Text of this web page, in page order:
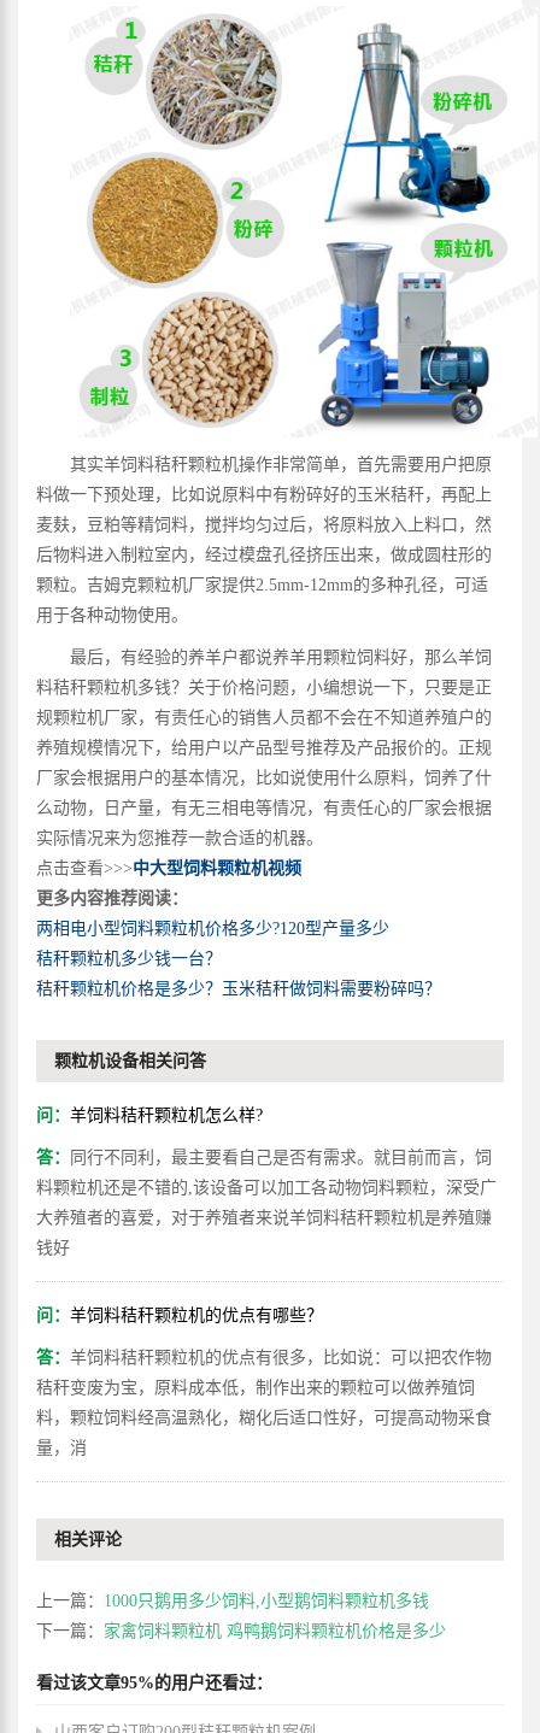
其实羊饲料秸秆颗粒机操作非常简单，首先需要用户把原
料做一下预处理，比如说原料中有粉碎好的玉米秸秆，再配上
麦麸，豆粕等精饲料，搅拌均匀过后，将原料放入上料口，然
后物料进入制粒室内，经过模盘孔径挤压出来，做成圆柱形的
颗粒。吉姆克颗粒机厂家提供2.5mm-12mm的多种孔径，可适
用于各种动物使用。
最后，有经验的养羊户都说养羊用颗粒饲料好，那么羊饲
料秸秆颗粒机多钱？关于价格问题，小编想说一下，只要是正
规颗粒机厂家，有责任心的销售人员都不会在不知道养殖户的
养殖规模情况下，给用户以产品型号推荐及产品报价的。正规
厂家会根据用户的基本情况，比如说使用什么原料，饲养了什
么动物，日产量，有无三相电等情况，有责任心的厂家会根据
实际情况来为您推荐一款合适的机器。
点击查看>>>中大型饲料颗粒机视频
更多内容推荐阅读：
两相电小型饲料颗粒机价格多少?120型产量多少
秸秆颗粒机多少钱一台？
秸秆颗粒机价格是多少？玉米秸秆做饲料需要粉碎吗？
颗粒机设备相关问答
问： 羊饲料秸秆颗粒机怎么样?
答：
同行不同利，最主要看自己是否有需求。就目前而言，饲
料颗粒机还是不错的,该设备可以加工各动物饲料颗粒，深受广
大养殖者的喜爱，对于养殖者来说羊饲料秸秆颗粒机是养殖赚
钱好
问： 羊饲料秸秆颗粒机的优点有哪些？
答： 羊饲料秸秆颗粒机的优点有很多，比如说：可以把农作物
秸秆变废为宝，原料成本低，制作出来的颗粒可以做养殖饲
料，颗粒饲料经高温熟化，糊化后适口性好，可提高动物采食
量，消
相关评论
上一篇： 1000只鹅用多少饲料,小型鹅饲料颗粒机多钱
下一篇： 家禽饲料颗粒机 鸡鸭鹅饲料颗粒机价格是多少
看过该文章95%的用户还看过：